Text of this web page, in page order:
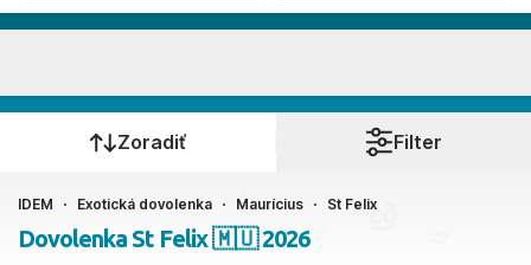
Kedy cestujete?
Ako cestujete?
Zoradiť Filter
IDEM Exotická dovolenka Maurícius St Felix
Dovolenka St Felix 🇲🇺 2026